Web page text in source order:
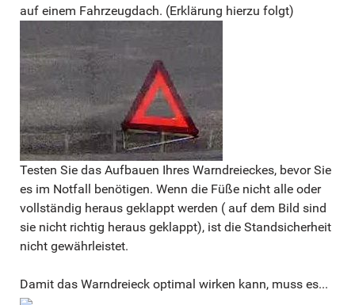
auf einem Fahrzeugdach. (Erklärung hierzu folgt)
Testen Sie das Aufbauen Ihres Warndreieckes, bevor Sie
es im Notfall benötigen. Wenn die Füße nicht alle oder
vollständig heraus geklappt werden ( auf dem Bild sind
sie nicht richtig heraus geklappt), ist die Standsicherheit
nicht gewährleistet.
Damit das Warndreieck optimal wirken kann, muss es...